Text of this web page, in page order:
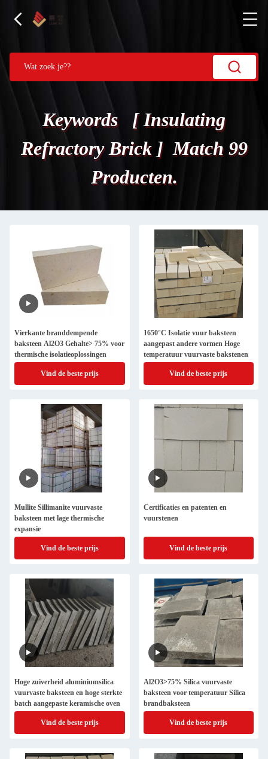
Keywords [ Insulating
Refractory Brick ] Match 99
Producten.
Vierkante branddempende
baksteen Al2O3 Gehalte> 75% voor
thermische isolatieoplossingen
Vind de beste prijs
1650°C Isolatie vuur baksteen
aangepast andere vormen Hoge
temperatuur vuurvaste bakstenen
Vind de beste prijs
Mullite Sillimanite vuurvaste
baksteen met lage thermische
expansie
Vind de beste prijs
Certificaties en patenten en
vuurstenen
Vind de beste prijs
Hoge zuiverheid aluminiumsilica
vuurvaste baksteen en hoge sterkte
batch aangepaste keramische oven
Vind de beste prijs
Al2O3>75% Silica vuurvaste
baksteen voor temperatuur Silica
brandbaksteen
Vind de beste prijs